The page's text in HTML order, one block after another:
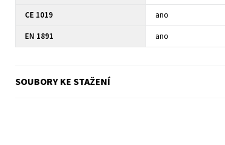
CE 1019
ano
EN 1891
ano
SOUBORY KE STAŽENÍ